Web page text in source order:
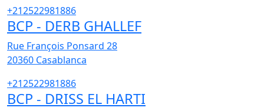
+212522981886
BCP - DERB GHALLEF
Rue François Ponsard 28
20360 Casablanca
+212522981886
BCP - DRISS EL HARTI